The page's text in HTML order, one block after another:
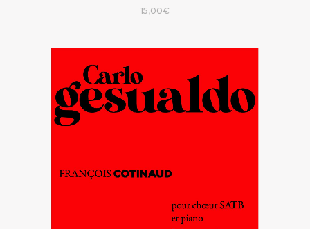
15,00€